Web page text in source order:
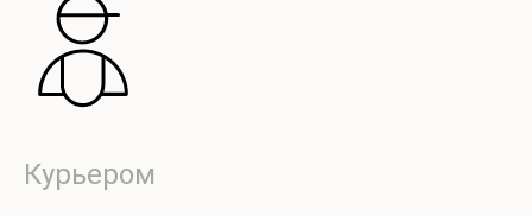
Курьером